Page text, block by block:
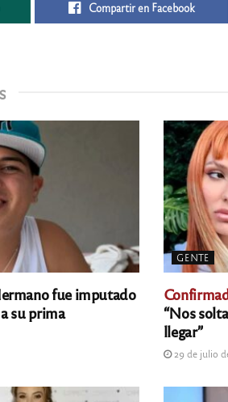
Compartir en Facebook
fue imputado
su prima
GENTE
“Nos
llegar”
29 de julio